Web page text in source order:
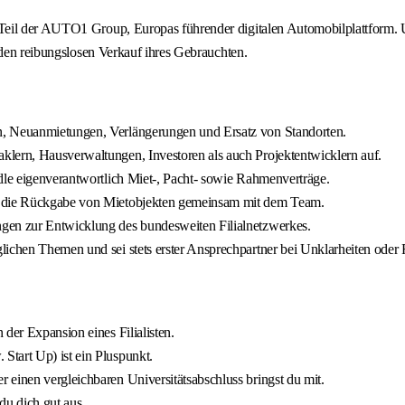
der AUTO1 Group, Europas führender digitalen Automobilplattform.
reibungslosen Verkauf ihres Gebrauchten.
Verlängerungen und Ersatz von Standorten.
Hausverwaltungen, Investoren als auch Projektentwicklern auf.
eigenverantwortlich Miet-, Pacht- sowie Rahmenverträge.
Rückgabe von Mietobjekten gemeinsam mit dem Team.
zur Entwicklung des bundesweiten Filialnetzwerkes.
Themen und sei stets erster Ansprechpartner bei Unklarheiten oder
Expansion eines Filialisten.
Start Up) ist ein Pluspunkt.
vergleichbaren Universitätsabschluss bringst du mit.